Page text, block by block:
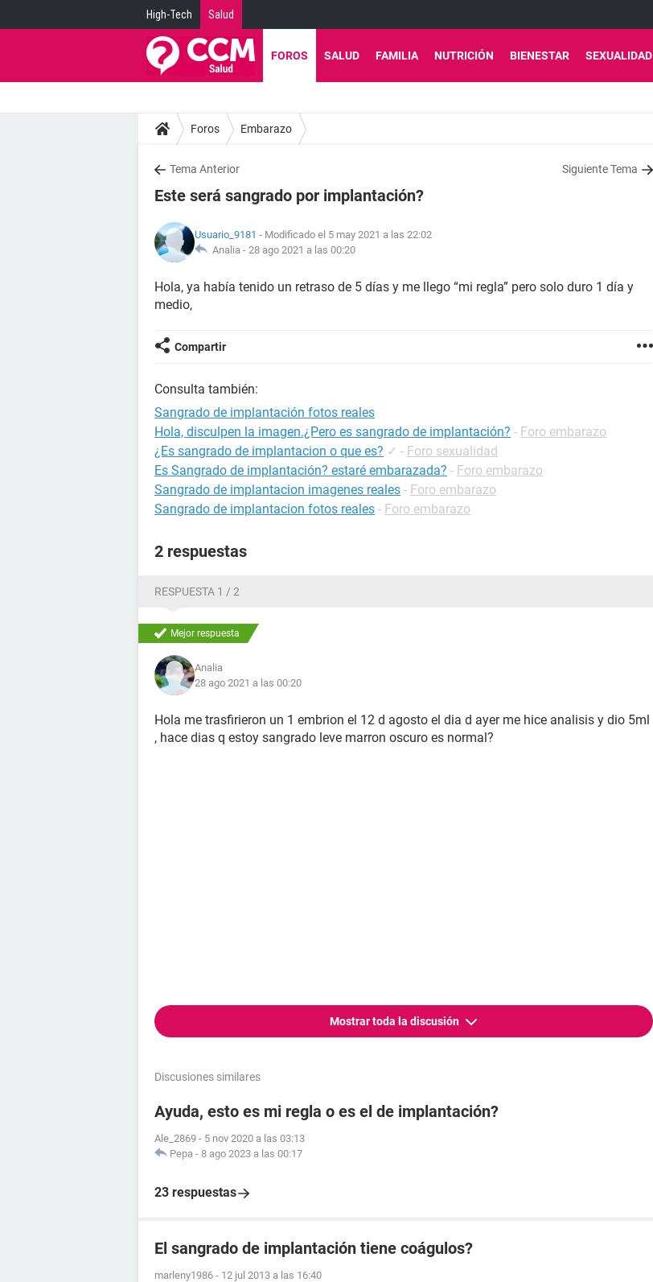
High-Tech Salud
FOROS SALUD FAMILIA NUTRICIÓN BIENESTAR SEXUALIDAD
Foros Embarazo
Tema Anterior Siguiente Tema
Este será sangrado por implantación?
Usuario_9181 - Modificado el 5 may 2021 a las 22:02
Analia - 28 ago 2021 a las 00:20
Hola, ya había tenido un retraso de 5 días y me llego “mi regla” pero solo duro 1 día y
medio,
Compartir
Consulta también:
Sangrado de implantación fotos reales
Hola, disculpen la imagen.¿Pero es sangrado de implantación? - Foro embarazo
¿Es sangrado de implantacion o que es? ✓ - Foro sexualidad
Es Sangrado de implantación? estaré embarazada? - Foro embarazo
Sangrado de implantacion imagenes reales - Foro embarazo
Sangrado de implantacion fotos reales - Foro embarazo
2 respuestas
RESPUESTA 1 / 2
Mejor respuesta
Analia
28 ago 2021 a las 00:20
Hola me trasfirieron un 1 embrion el 12 d agosto el dia d ayer me hice analisis y dio 5ml
, hace dias q estoy sangrado leve marron oscuro es normal?
Mostrar toda la discusión
Discusiones similares
Ayuda, esto es mi regla o es el de implantación?
Ale_2869 - 5 nov 2020 a las 03:13
Pepa - 8 ago 2023 a las 00:17
23 respuestas
El sangrado de implantación tiene coágulos?
marleny1986 - 12 jul 2013 a las 16:40